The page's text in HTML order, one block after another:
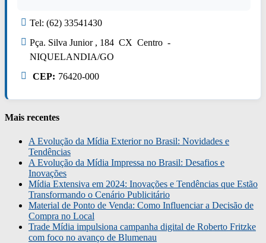
Tel: (62) 33541430
Pça. Silva Junior , 184 CX Centro -
NIQUELANDIA/GO
CEP: 76420-000
Mais recentes
A Evolução da Mídia Exterior no Brasil: Novidades e
Tendências
A Evolução da Mídia Impressa no Brasil: Desafios e
Inovações
Mídia Extensiva em 2024: Inovações e Tendências que Estão
Transformando o Cenário Publicitário
Material de Ponto de Venda: Como Influenciar a Decisão de
Compra no Local
Trade Mídia impulsiona campanha digital de Roberto Fritzke
com foco no avanço de Blumenau